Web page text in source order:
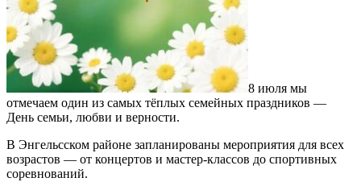
8 июля мы
отмечаем один из самых тёплых семейных праздников —
День семьи, любви и верности.
В Энгельсском районе запланированы мероприятия для всех
возрастов — от концертов и мастер-классов до спортивных
соревнований.